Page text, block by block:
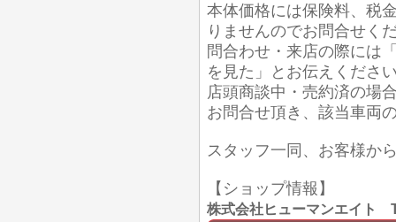
本体価格には保険料、税
りませんのでお問合せく
問合わせ・来店の際には
を見た」とお伝えくださ
店頭商談中・売約済の場
お問合せ頂き、該当車両
スタッフ一同、お客様か
【ショップ情報】
株式会社ヒューマンエイト